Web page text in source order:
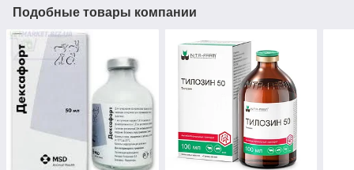
Подобные товары компании